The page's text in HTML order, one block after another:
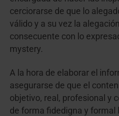
cerciorarse de que lo
válido y a su vez la
consecuente con lo
mystery.
A la hora de elaborar el
asegurarse de que el
objetivo, real, profesional y
de forma fidedigna y formal